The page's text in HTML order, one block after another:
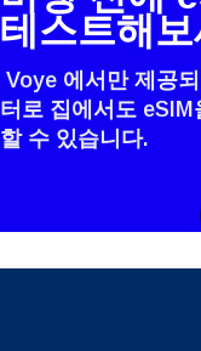
How
To get
or enter
테스트해
Voye 에서만 제공
터로 집에서도
할 수 있습니다.
언어